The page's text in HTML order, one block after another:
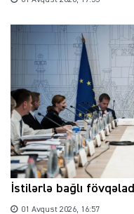
İstilərlə bağlı
01 Avqust 2026, 16:57